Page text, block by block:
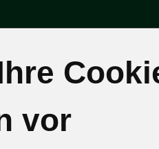
vor
Feinkost & Geschenke